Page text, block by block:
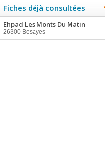
Fiches déjà consultées
Ehpad Les Monts Du Matin
26300 Besayes